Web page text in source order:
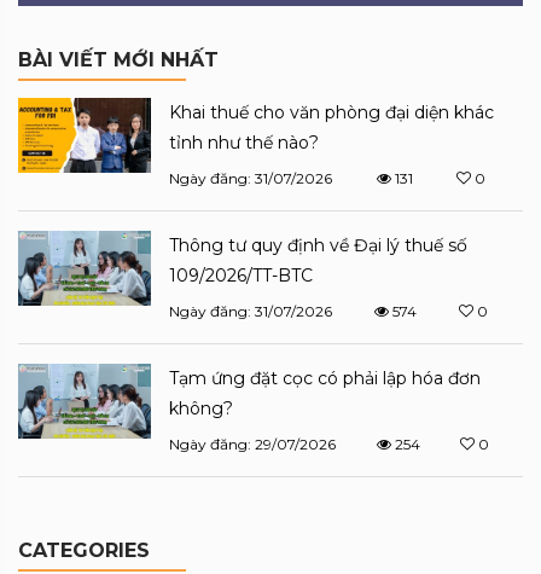
BÀI VIẾT MỚI NHẤT
Khai thuế cho văn phòng đại diện khác
tỉnh như thế nào?
Ngày đăng: 31/07/2026 131 0
Thông tư quy định về Đại lý thuế số
109/2026/TT-BTC
Ngày đăng: 31/07/2026 574 0
Tạm ứng đặt cọc có phải lập hóa đơn
không?
Ngày đăng: 29/07/2026 254 0
CATEGORIES